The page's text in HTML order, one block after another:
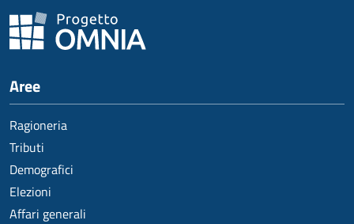
Aree
Ragioneria
Tributi
Demografici
Elezioni
Affari generali